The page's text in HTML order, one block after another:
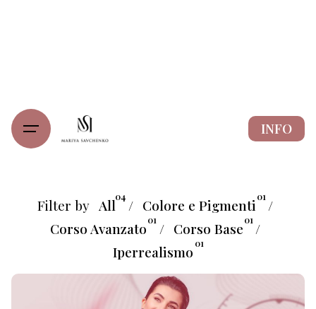
INFO
Filter by All04 Colore e Pigmenti 01
Corso Avanzato01 Corso Base01
Iperrealismo 01